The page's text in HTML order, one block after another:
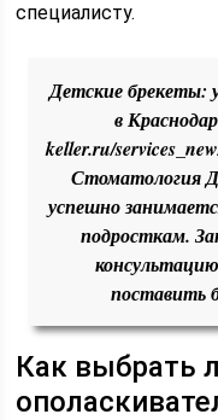
специалисту.
Детские брекеты:
в
keller.ru/
Стоматология
успешно
подросткам.
поставить
Как выбрать